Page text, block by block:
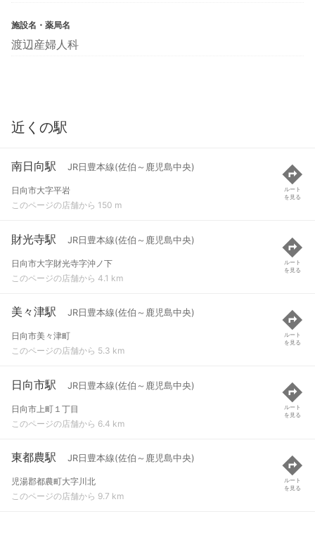
施設名・薬局名
渡辺産婦人科
近くの駅
南日向駅 JR日豊本線(佐伯～鹿児島中央)
日向市大字平岩
このページの店舗から 150 m
ルート
を見る
財光寺駅 JR日豊本線(佐伯～鹿児島中央)
日向市大字財光寺字沖ノ下
このページの店舗から 4.1 km
ルート
を見る
美々津駅 JR日豊本線(佐伯～鹿児島中央)
日向市美々津町
このページの店舗から 5.3 km
ルート
を見る
日向市駅 JR日豊本線(佐伯～鹿児島中央)
日向市上町１丁目
このページの店舗から 6.4 km
ルート
を見る
東都農駅 JR日豊本線(佐伯～鹿児島中央)
児湯郡都農町大字川北
このページの店舗から 9.7 km
ルート
を見る